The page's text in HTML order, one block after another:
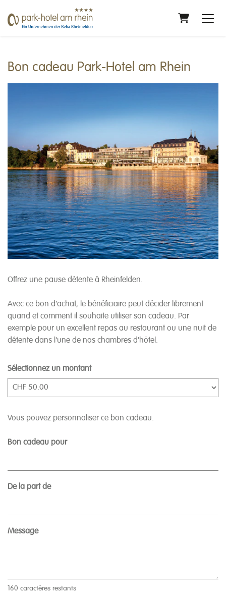
Panier
Bon cadeau Park-Hotel am Rhein
Offrez une pause détente à Rheinfelden.
Avec ce bon d'achat, le bénéficiaire peut décider librement
quand et comment il souhaite utiliser son cadeau. Par
exemple pour un excellent repas au restaurant ou une nuit de
détente dans l'une de nos chambres d'hôtel.
Sélectionnez un montant
Vous pouvez personnaliser ce bon cadeau.
Bon cadeau pour
De la part de
Message
160 caractères restants